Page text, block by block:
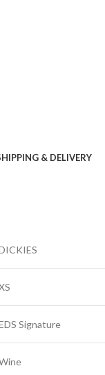
& DELIVERY
Signature